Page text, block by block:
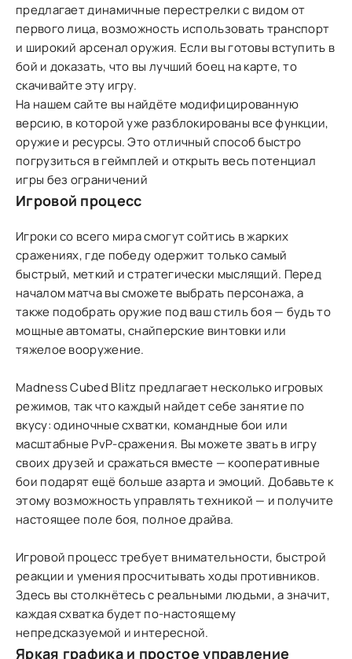
предлагает динамичные перестрелки с видом от
первого лица, возможность использовать транспорт
и широкий арсенал оружия. Если вы готовы вступить в
бой и доказать, что вы лучший боец на карте, то
скачивайте эту игру.
На нашем сайте вы найдёте модифицированную
версию, в которой уже разблокированы все функции,
оружие и ресурсы. Это отличный способ быстро
погрузиться в геймплей и открыть весь потенциал
игры без ограничений
Игровой процесс
Игроки со всего мира смогут сойтись в жарких
сражениях, где победу одержит только самый
быстрый, меткий и стратегически мыслящий. Перед
началом матча вы сможете выбрать персонажа, а
также подобрать оружие под ваш стиль боя — будь то
мощные автоматы, снайперские винтовки или
тяжелое вооружение.
Madness Cubed Blitz предлагает несколько игровых
режимов, так что каждый найдет себе занятие по
вкусу: одиночные схватки, командные бои или
масштабные PvP-сражения. Вы можете звать в игру
своих друзей и сражаться вместе — кооперативные
бои подарят ещё больше азарта и эмоций. Добавьте к
этому возможность управлять техникой — и получите
настоящее поле боя, полное драйва.
Игровой процесс требует внимательности, быстрой
реакции и умения просчитывать ходы противников.
Здесь вы столкнётесь с реальными людьми, а значит,
каждая схватка будет по-настоящему
непредсказуемой и интересной.
Яркая графика и простое управление